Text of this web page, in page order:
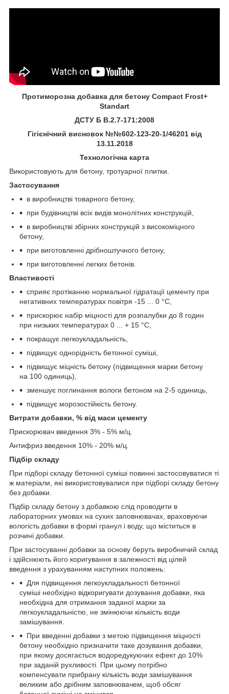
Протиморозна добавка для бетону Compact Frost+
Standart
ДСТУ Б В.2.7-171:2008
Гігієнічний висновок №№602-123-20-1/46201 від
13.11.2018
Технологічна карта
Використовують для бетону, тротуарної плитки.
Застосування
в виробництві товарного бетону,
при будівництві всіх видів монолітних конструкцій,
в виробництві збірних конструкцій з високоміцного
бетону,
при виготовленні дрібноштучного бетону,
при виготовленні легких бетонів.
Властивості
сприяє протіканню нормальної гідратації цементу при
негативних температурах повітря -15 ... 0 °С,
прискорює набір міцності для розпалубки до 8 годин
при низьких температурах 0 ... + 15 °С,
покращує легкоукладальність,
підвищує однорідність бетонної суміші,
підвищує міцність бетону (підвищення марки бетону
на 100 одиниць),
зменшує поглинання вологи бетоном на 2-5 одиниць,
підвищує морозостійкість бетону.
Витрати добавки, % від маси цементу
Прискорювач введення 3% - 5% м/ц.
Антифриз введення 10% - 20% м/ц.
Підбір складу
При підборі складу бетонної суміші повинні застосовуватися ті
ж матеріали, які використовувалися при підборі складу бетону
без добавки.
Підбір складу бетону з добавкою слід проводити в
лабораторних умовах на сухих заповнювачах, враховуючи
вологість добавки в формі гранул і воду, що міститься в
розчині добавки.
При застосуванні добавки за основу беруть виробничий склад
і здійснюють його коригування в залежності від цілей
введення з урахуванням наступних положень:
Для підвищення легкоукладальності бетонної
суміші необхідно відкоригувати дозування добавки, яка
необхідна для отримання заданої марки за
легкоукладальністю, не змінюючи кількість води
замішування.
При введенні добавки з метою підвищення міцності
бетону необхідно призначити таке дозування добавки,
при якому досягається водоредукуючих ефект до 10%
при заданій рухливості. При цьому потрібно
компенсувати прибрану кількість води замішування
великим або дрібним заповнювачем, щоб обсяг